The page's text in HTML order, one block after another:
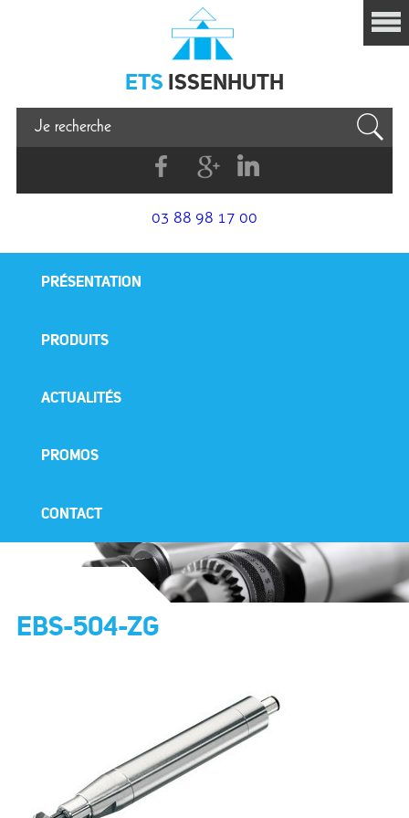
Issenhuth
ETS ISSENHUTH
FacebookG+
Linkedin
03 88 98 17 00
PRÉSENTATION
PRODUITS
ACTUALITÉS
PROMOS
CONTACT
EBS-504-ZG